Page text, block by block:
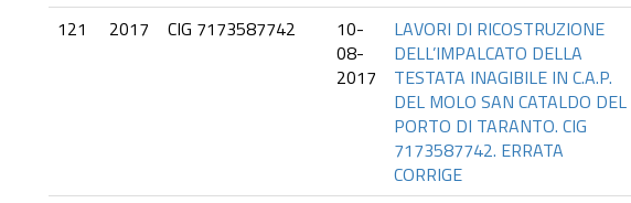
121 2017 CIG 7173587742
10-
08-
2017
LAVORI DI RICOSTRUZIONE
DELL’IMPALCATO DELLA
TESTATA INAGIBILE IN C.A.P.
DEL MOLO SAN CATALDO DEL
PORTO DI TARANTO. CIG
7173587742. ERRATA
CORRIGE